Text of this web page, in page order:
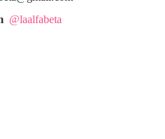
@laalfabeta